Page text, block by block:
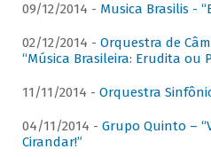
09/12/2014 - Musica Brasilis -
02/12/2014 - Orquestra de
“Música Brasileira: Erudita ou
11/11/2014 - Orquestra
04/11/2014 - Grupo Quinto –
Cirandar!”